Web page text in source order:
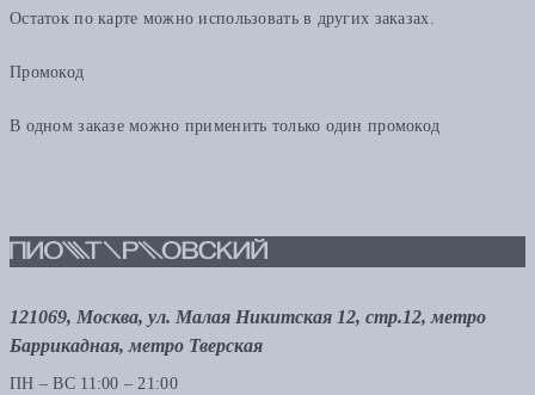
Остаток по карте можно использовать в других заказах.
Промокод
В одном заказе можно применить только один промокод
121069, Москва, ул. Малая Никитская 12, стр.12, метро
Баррикадная, метро Тверская
ПН – ВС 11:00 – 21:00